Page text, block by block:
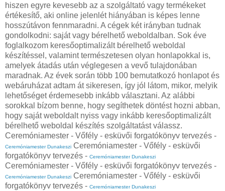
hiszen egyre kevesebb az a szolgáltató vagy termékeket
értékesítő, aki online jelenlét hiányában is képes lenne
hosszútávon fennmaradni. A cégek két irányban tudnak
gondolkodni: saját vagy bérelhető weboldalban. Sok éve
foglalkozom keresőoptimalizált bérelhető weboldal
készítéssel, valamint természetesen olyan honlapokkal is,
amelyek átadás után véglegesen a vevő tulajdonában
maradnak. Az évek során több 100 bemutatkozó honlapot és
webáruházat adtam át sikeresen, így jól látom, mikor, melyik
lehetőséget érdemesebb inkább választani. Az alábbi
sorokkal bízom benne, hogy segíthetek döntést hozni abban,
hogy saját weboldalt nyiss vagy inkább keresőoptimalizált
bérelhető weboldal készítés szolgáltatást válassz.
Ceremóniamester - Vőfély - esküvői forgatókönyv tervezés -
Ceremóniamester Dunakeszi Ceremóniamester - Vőfély - esküvői
forgatókönyv tervezés - Ceremóniamester Dunakeszi
Ceremóniamester - Vőfély - esküvői forgatókönyv tervezés -
Ceremóniamester Dunakeszi Ceremóniamester - Vőfély - esküvői
forgatókönyv tervezés - Ceremóniamester Dunakeszi